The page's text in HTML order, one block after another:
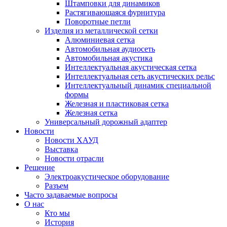
Штамповки для динамиков
Растягивающаяся фурнитура
Поворотные петли
Изделия из металлической сетки
Алюминиевая сетка
Автомобильная аудиосеть
Автомобильная акустика
Интеллектуальная акустическая сетка
Интеллектуальная сеть акустических рельс
Интеллектуальный динамик специальной
формы
Железная и пластиковая сетка
Железная сетка
Универсальный дорожный адаптер
Новости
Новости ХАУД
Выставка
Новости отрасли
Решение
Электроакустическое оборудование
Разъем
Часто задаваемые вопросы
О нас
Кто мы
История